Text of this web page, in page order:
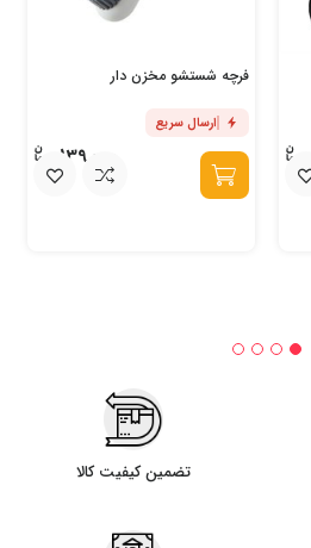
فرچه شستشو مخزن دار
ارسال سریع
139,000
تضمین کیفیت کالا